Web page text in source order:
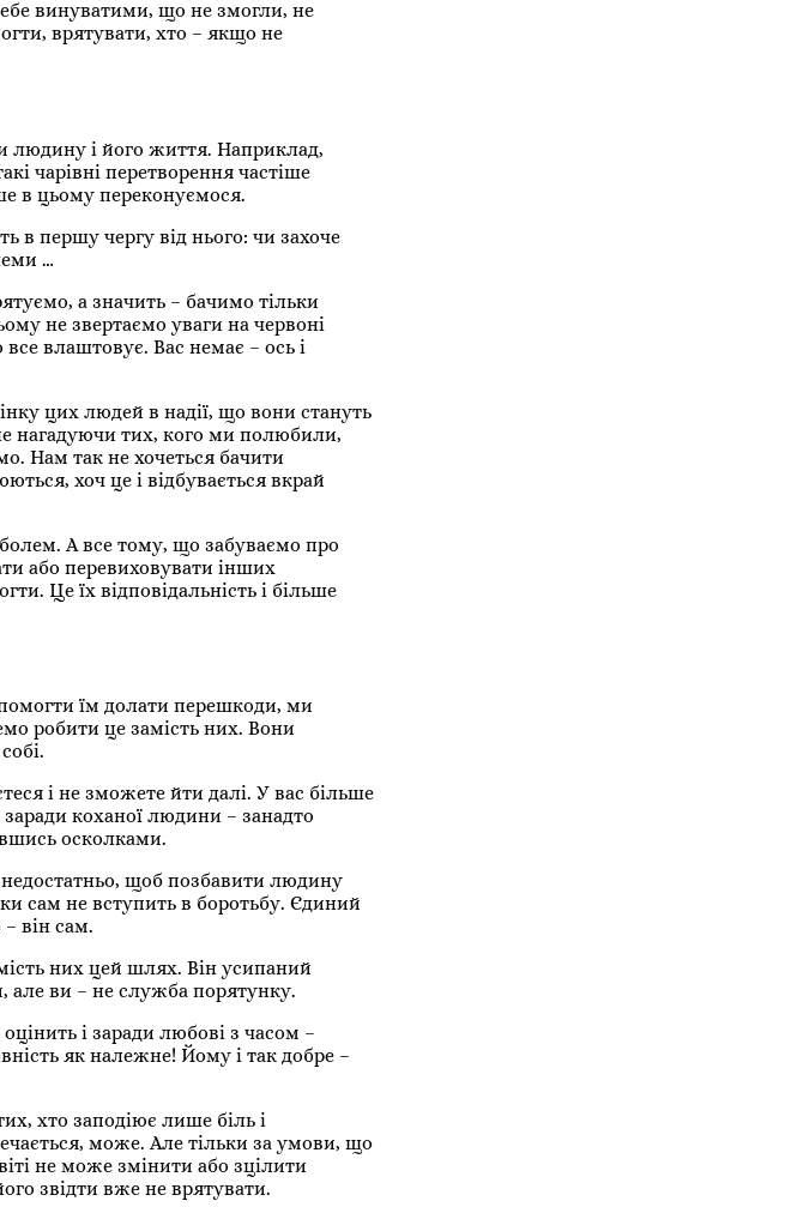
винуватими, що не змогли, не
врятувати, хто – якщо не
людину і його життя. Наприклад,
чарівні перетворення частіше
в цьому переконуємося.
в першу чергу від нього: чи захоче
…
а значить – бачимо тільки
не звертаємо уваги на червоні
влаштовує. Вас немає – ось і
цих людей в надії, що вони стануть
нагадуючи тих, кого ми полюбили,
Нам так не хочеться бачити
хоч це і відбувається вкрай
А все тому, що забуваємо про
або перевиховувати інших
Це їх відповідальність і більше
їм долати перешкоди, ми
робити це замість них. Вони
і не зможете йти далі. У вас більше
коханої людини – занадто
осколками.
щоб позбавити людину
сам не вступить в боротьбу. Єдиний
він сам.
них цей шлях. Він усипаний
але ви – не служба порятунку.
і заради любові з часом –
як належне! Йому і так добре –
хто заподіює лише біль і
може. Але тільки за умови, що
не може змінити або зцілити
звідти вже не врятувати.